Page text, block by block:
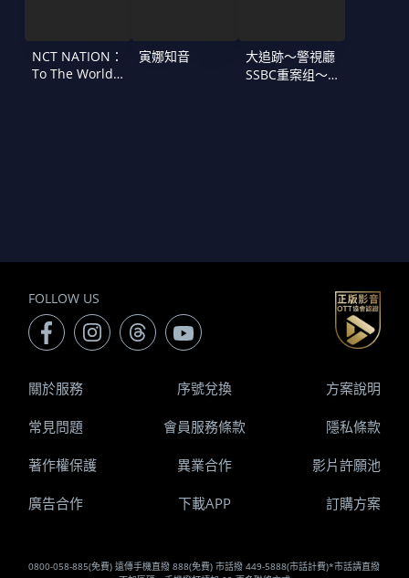
NCT NATION：
To The World
寅娜知音
大追跡〜警視廳
SSBC重案组〜
FOLLOW US
0800-058-885(免費) 遠傳手機直撥 888(免費) 市話撥 449-5888(市話計費)*市話請直撥
關於服務 序號兌換 方案說明
常見問題 會員服務條款 隱私條款
著作權保護 異業合作 影片許願池
廣告合作 下載APP 訂購方案